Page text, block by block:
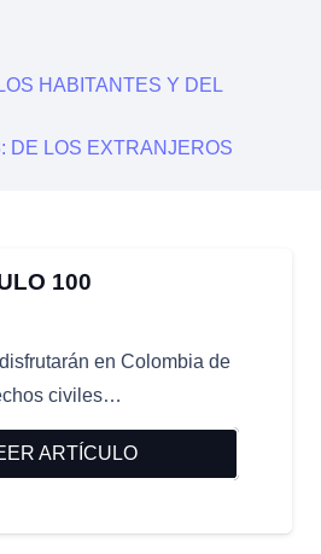
HABITANTES Y DEL
DE LOS EXTRANJEROS
100
en Colombia de
civiles…
ARTÍCULO